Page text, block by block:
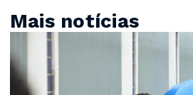
Mais notícias